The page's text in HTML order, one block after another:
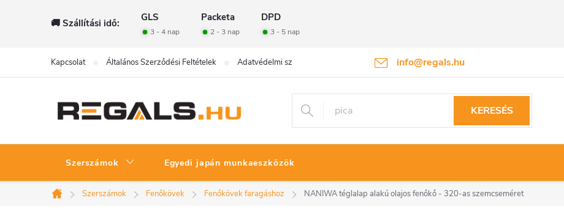
tartalomhoz
🚚 Szállítási idő: GLS Packeta DPD
3 - 4 nap 2 - 3 nap 3 - 5 nap
info@regals.hu
Kapcsolat Általános Szerződési Feltételek Adatvédelmi szabályzat Termékvisszaküldés
KERESÉS
Szerszámok Egyedi japán munkaeszközök
Kezdőlap
Szerszámok Fenőkövek Fenőkövek faragáshoz NANIWA téglalap alakú olajos fenőkő - 320-as szemcseméret